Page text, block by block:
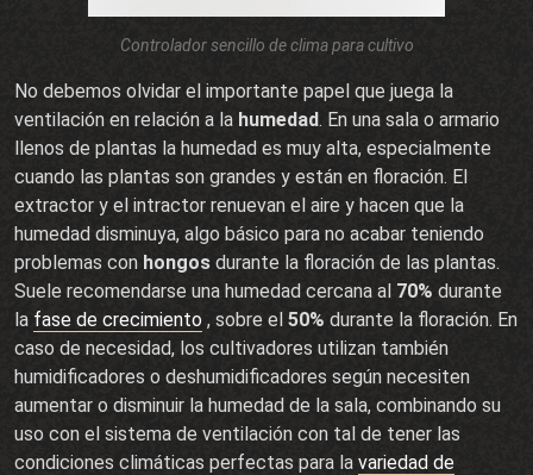
Controlador sencillo de clima para cultivo
No debemos olvidar el importante papel que juega la
ventilación en relación a la humedad. En una sala o armario
llenos de plantas la humedad es muy alta, especialmente
cuando las plantas son grandes y están en floración. El
extractor y el intractor renuevan el aire y hacen que la
humedad disminuya, algo básico para no acabar teniendo
problemas con hongos durante la floración de las plantas.
Suele recomendarse una humedad cercana al 70% durante
la fase de crecimiento , sobre el 50% durante la floración. En
caso de necesidad, los cultivadores utilizan también
humidificadores o deshumidificadores según necesiten
aumentar o disminuir la humedad de la sala, combinando su
uso con el sistema de ventilación con tal de tener las
condiciones climáticas perfectas para la variedad de